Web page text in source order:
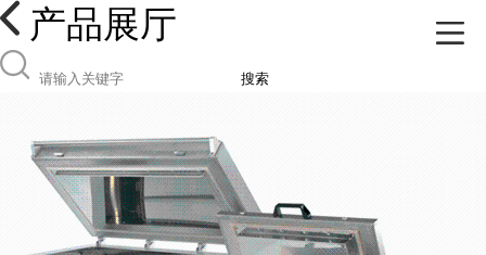
产品展厅
搜索